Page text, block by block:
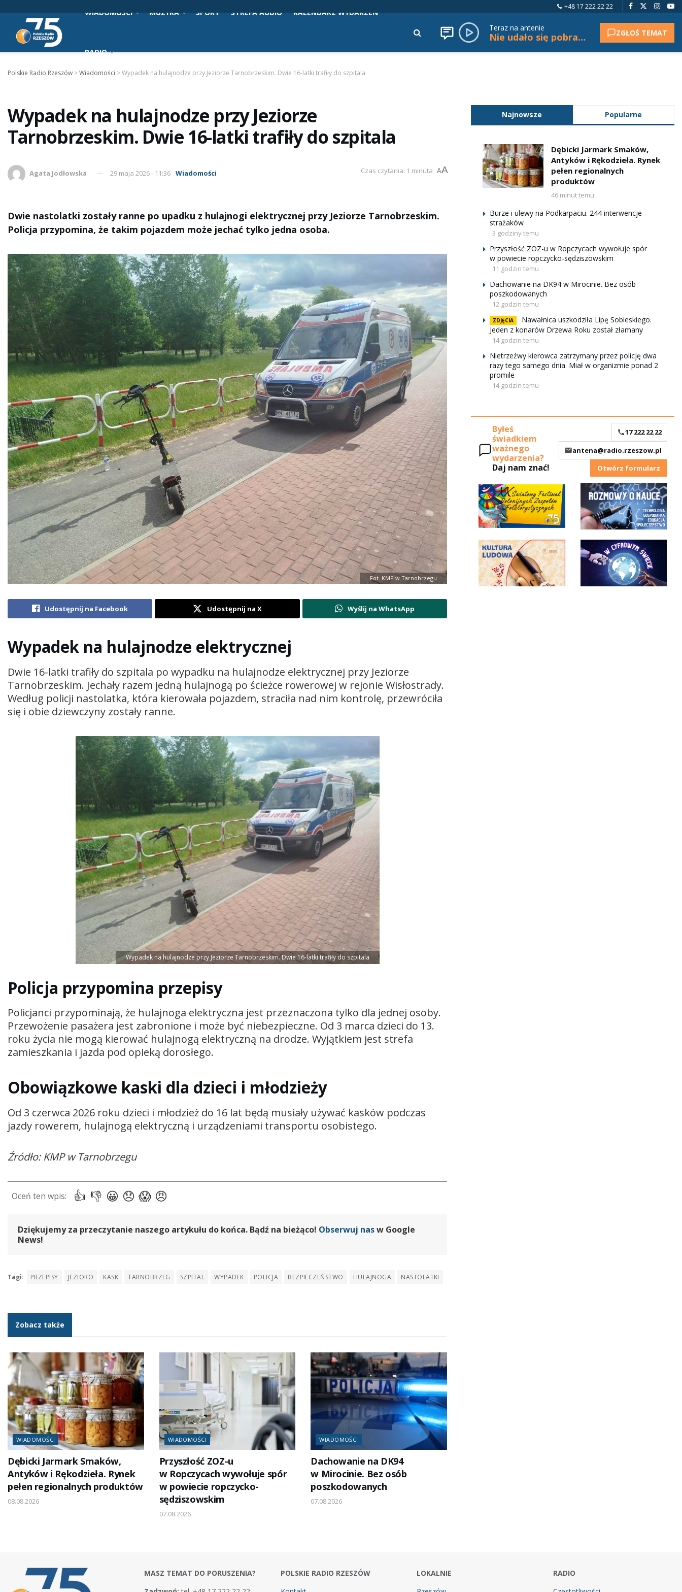
+48 17 222 22 22
WIADOMOŚCI MUZYKA SPORT STREFA AUDIO KALENDARZ WYDARZEŃ
RADIO
Teraz na antenie
Nie udało się pobrać tytułu. ZGŁOŚ TEMAT
Polskie Radio Rzeszów >Wiadomości >Wypadek na hulajnodze przy Jeziorze Tarnobrzeskim. Dwie 16-latki trafiły do szpitala
Wypadek na hulajnodze przy Jeziorze
Tarnobrzeskim. Dwie 16-latki trafiły do szpitala
Agata Jodłowska 29 maja 2026 - 11:36 Wiadomości Czas czytania: 1 minuta AA
Dwie nastolatki zostały ranne po upadku z hulajnogi elektrycznej przy Jeziorze Tarnobrzeskim.
Policja przypomina, że takim pojazdem może jechać tylko jedna osoba.
Fot. KMP w Tarnobrzegu
Udostępnij na Facebook Udostępnij na X Wyślij na WhatsApp
Wypadek na hulajnodze elektrycznej
Dwie 16-latki trafiły do szpitala po wypadku na hulajnodze elektrycznej przy Jeziorze
Tarnobrzeskim. Jechały razem jedną hulajnogą po ścieżce rowerowej w rejonie Wisłostrady.
Według policji nastolatka, która kierowała pojazdem, straciła nad nim kontrolę, przewróciła
się i obie dziewczyny zostały ranne.
Wypadek na hulajnodze przy Jeziorze Tarnobrzeskim. Dwie 16-latki trafiły do szpitala
Policja przypomina przepisy
Policjanci przypominają, że hulajnoga elektryczna jest przeznaczona tylko dla jednej osoby.
Przewożenie pasażera jest zabronione i może być niebezpieczne. Od 3 marca dzieci do 13.
roku życia nie mogą kierować hulajnogą elektryczną na drodze. Wyjątkiem jest strefa
zamieszkania i jazda pod opieką dorosłego.
Obowiązkowe kaski dla dzieci i młodzieży
Od 3 czerwca 2026 roku dzieci i młodzież do 16 lat będą musiały używać kasków podczas
jazdy rowerem, hulajnogą elektryczną i urządzeniami transportu osobistego.
Źródło: KMP w Tarnobrzegu
Dziękujemy za przeczytanie naszego artykułu do końca. Bądź na bieżąco! Obserwuj nasw Google
News!
Tagi: PRZEPISY JEZIORO KASK TARNOBRZEG SZPITAL WYPADEK POLICJA BEZPIECZEŃSTWO HULAJNOGA NASTOLATKI
Zobacz także
WIADOMOŚCI
Dębicki Jarmark Smaków,
Antyków i Rękodzieła. Rynek
pełen regionalnych produktów
08.08.2026
WIADOMOŚCI
Przyszłość ZOZ-u
w Ropczycach wywołuje spór
w powiecie ropczycko-
sędziszowskim
07.08.2026
WIADOMOŚCI
Dachowanie na DK94
w Mirocinie. Bez osób
poszkodowanych
07.08.2026
Najnowsze Popularne
Dębicki Jarmark Smaków,
Antyków i Rękodzieła. Rynek
pełen regionalnych
produktów
46 minut temu
Burze i ulewy na Podkarpaciu. 244 interwencje
strażaków
3 godziny temu
Przyszłość ZOZ-u w Ropczycach wywołuje spór
w powiecie ropczycko-sędziszowskim
11 godzin temu
Dachowanie na DK94 w Mirocinie. Bez osób
poszkodowanych
12 godzin temu
ZDJĘCIA
Nawałnica uszkodziła Lipę Sobieskiego.
Jeden z konarów Drzewa Roku został złamany
14 godzin temu
Nietrzeźwy kierowca zatrzymany przez policję dwa
razy tego samego dnia. Miał w organizmie ponad 2
promile
14 godzin temu
Byłeś
świadkiem
ważnego
wydarzenia?
Daj nam znać!
17 222 22 22
antena@radio.rzeszow.pl
Otwórz formularz
MASZ TEMAT DO PORUSZENIA?
POLSKIE RADIO RZESZÓW
LOKALNIE
RADIO